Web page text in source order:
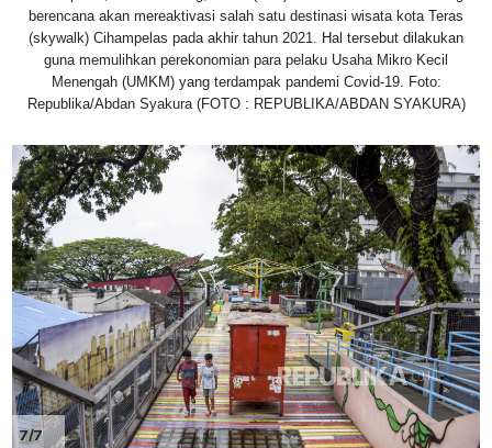
berencana akan mereaktivasi salah satu destinasi wisata kota Teras
(skywalk) Cihampelas pada akhir tahun 2021. Hal tersebut dilakukan
guna memulihkan perekonomian para pelaku Usaha Mikro Kecil
Menengah (UMKM) yang terdampak pandemi Covid-19. Foto:
Republika/Abdan Syakura (FOTO : REPUBLIKA/ABDAN SYAKURA)
7/7